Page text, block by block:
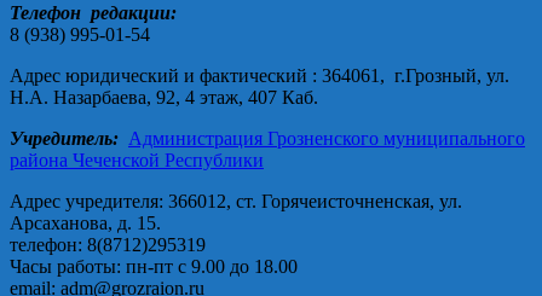
Телефон редакции:
8 (938) 995-01-54
Адрес юридический и фактический : 364061, г.Грозный, ул.
Н.А. Назарбаева, 92, 4 этаж, 407 Каб.
Учредитель: Администрация Грозненского муниципального
района Чеченской Республики
Адрес учредителя: 366012, ст. Горячеисточненская, ул.
Арсаханова, д. 15.
телефон: 8(8712)295319
Часы работы: пн-пт с 9.00 до 18.00
email: adm@grozraion.ru